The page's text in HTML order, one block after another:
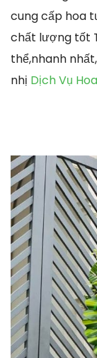
cung cấp hoa
chất lượng tốt
thể,nhanh
nhị Dịch Vụ